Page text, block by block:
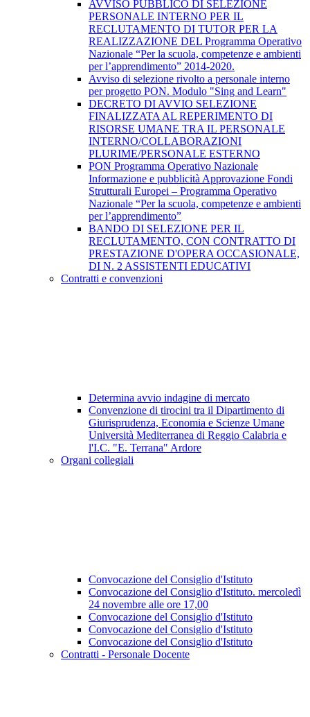
AVVISO PUBBLICO DI SELEZIONE
PERSONALE INTERNO PER IL
RECLUTAMENTO DI TUTOR PER LA
REALIZZAZIONE DEL Programma Operativo
Nazionale “Per la scuola, competenze e ambienti
per l’apprendimento” 2014-2020.
Avviso di selezione rivolto a personale interno
per progetto PON. Modulo "Sing and Learn"
DECRETO DI AVVIO SELEZIONE
FINALIZZATA AL REPERIMENTO DI
RISORSE UMANE TRA IL PERSONALE
INTERNO/COLLABORAZIONI
PLURIME/PERSONALE ESTERNO
PON Programma Operativo Nazionale
Informazione e pubblicità Approvazione Fondi
Strutturali Europei – Programma Operativo
Nazionale “Per la scuola, competenze e ambienti
per l’apprendimento”
BANDO DI SELEZIONE PER IL
RECLUTAMENTO, CON CONTRATTO DI
PRESTAZIONE D'OPERA OCCASIONALE,
DI N. 2 ASSISTENTI EDUCATIVI
Contratti e convenzioni
Determina avvio indagine di mercato
Convenzione di tirocini tra il Dipartimento di
Giurisprudenza, Economia e Scienze Umane
Università Mediterranea di Reggio Calabria e
l'I.C. "E. Terrana" Ardore
Organi collegiali
Convocazione del Consiglio d'Istituto
Convocazione del Consiglio d'Istituto. mercoledì
24 novembre alle ore 17,00
Convocazione del Consiglio d'Istituto
Convocazione del Consiglio d'Istituto
Convocazione del Consiglio d'Istituto
Contratti - Personale Docente